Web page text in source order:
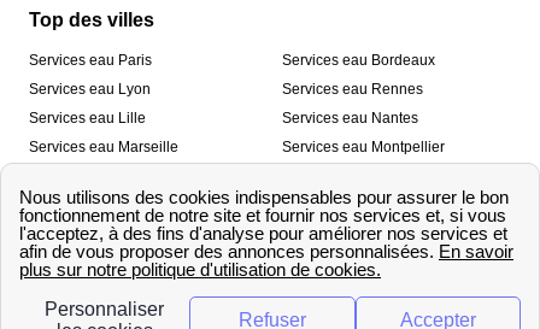
Top des villes
Services eau Paris
Services eau Lyon
Services eau Lille
Services eau Marseille
Services eau Toulon
Services eau Bordeaux
Services eau Rennes
Services eau Nantes
Services eau Montpellier
Services eau Strasbourg
Nos outils
🛁 Simulateur consommation eau
💧 Comparer les fournisseurs